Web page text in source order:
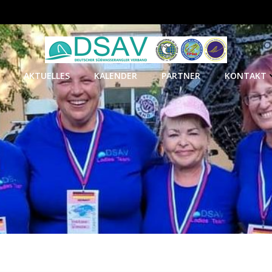
AKTUELLES KALENDER PARTNER KONTAKT